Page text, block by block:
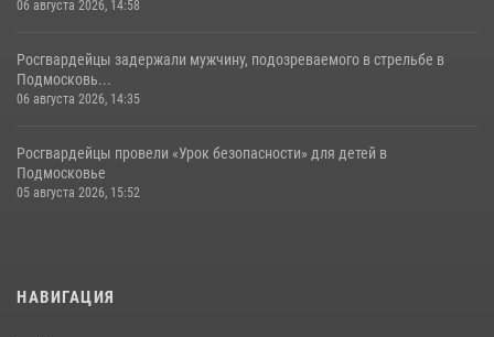
06 августа 2026, 14:58
Росгвардейцы задержали мужчину, подозреваемого в стрельбе в
Подмосковь...
06 августа 2026, 14:35
Росгвардейцы провели «Урок безопасности» для детей в
Подмосковье
05 августа 2026, 15:52
НАВИГАЦИЯ